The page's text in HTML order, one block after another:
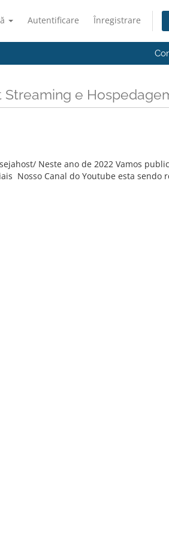
Autentificare Înregistrare
e
Neste ano de 2022 Vamos
Nosso Canal do Youtube esta sendo